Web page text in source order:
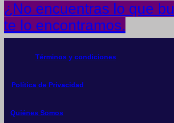
¿No encuentras lo que
te lo encontramos.
Términos y condiciones
Política de Privacidad
Quiénes Somos